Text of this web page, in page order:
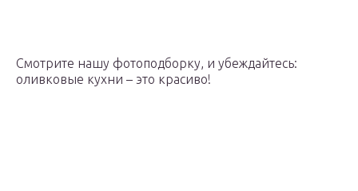
Смотрите нашу фотоподборку, и убеждайтесь:
оливковые кухни – это красиво!